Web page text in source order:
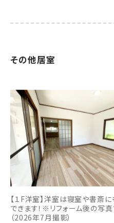
その他居室
【１F洋室】洋室は寝室や書斎
できます！※リフォーム後の写真
（2026年7月撮影）